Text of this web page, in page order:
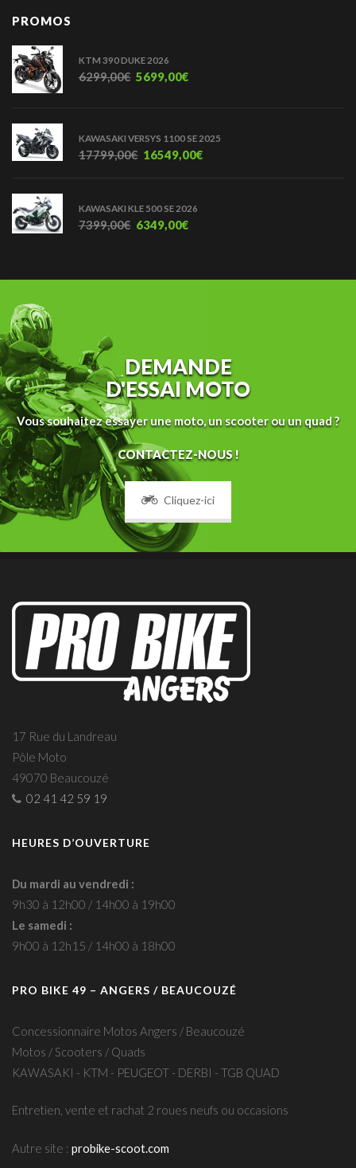
PROMOS
KTM 390 DUKE 2026
6299,00€ 5699,00€
KAWASAKI VERSYS 1100 SE 2025
17799,00€ 16549,00€
KAWASAKI KLE 500 SE 2026
7399,00€ 6349,00€
DEMANDE
D'ESSAI MOTO
Vous souhaitez essayer une moto, un scooter ou un quad ?
CONTACTEZ-NOUS !
Cliquez-ici
17 Rue du Landreau
Pôle Moto
49070 Beaucouzé
02 41 42 59 19
HEURES D’OUVERTURE
Du mardi au vendredi :
9h30 à 12h00 / 14h00 à 19h00
Le samedi :
9h00 à 12h15 / 14h00 à 18h00
PRO BIKE 49 – ANGERS / BEAUCOUZÉ
Concessionnaire Motos Angers / Beaucouzé
Motos / Scooters / Quads
KAWASAKI - KTM - PEUGEOT - DERBI - TGB QUAD
Entretien, vente et rachat 2 roues neufs ou occasions
Autre site : probike-scoot.com